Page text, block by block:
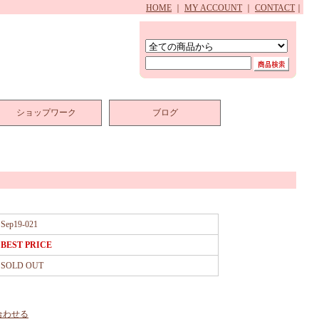
HOME MY ACCOUNT CONTACT
ショップワーク ブログ
Sep19-021
BEST PRICE
SOLD OUT
わせる